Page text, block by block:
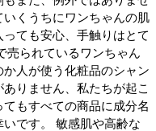
くうちにワンちゃんの肌
ても安心、手触りはとて
売られているワンちゃん
人が使う化粧品のシャン
りません、私たちが起こ
もすべての商品に成分名
です。 敏感肌や高齢な